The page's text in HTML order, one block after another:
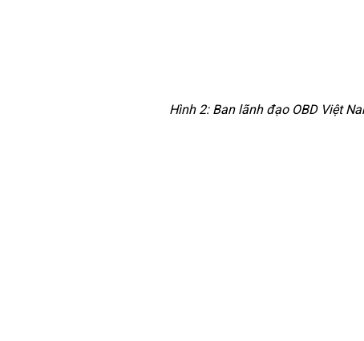
Hình 2: Ban lãnh đạo OBD Việt